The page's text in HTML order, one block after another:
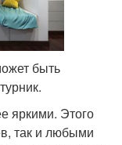
быть
яркими. Этого
так и любыми